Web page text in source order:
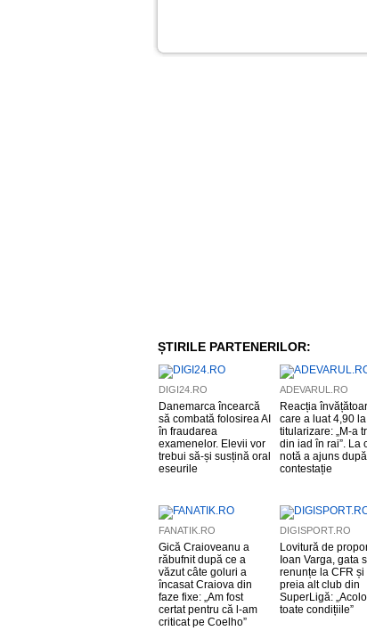
ȘTIRILE PARTENERILOR:
DIGI24.RO
Danemarca încearcă
să combată folosirea AI
în fraudarea
examenelor. Elevii vor
trebui să-și susțină oral
eseurile
ADEVARUL.RO
Reacția
care a luat 4,90 la
titularizare: „M-a
din iad în rai”. La
notă a ajuns după
contestație
FANATIK.RO
Gică Craioveanu a
răbufnit după ce a
văzut câte goluri a
încasat Craiova din
faze fixe: „Am fost
certat pentru că l-am
criticat pe Coelho”
DIGISPORT.RO
Lovitură de
Ioan Varga, gata
renunțe la CFR și
preia alt club din
SuperLigă:
toate condițiile”